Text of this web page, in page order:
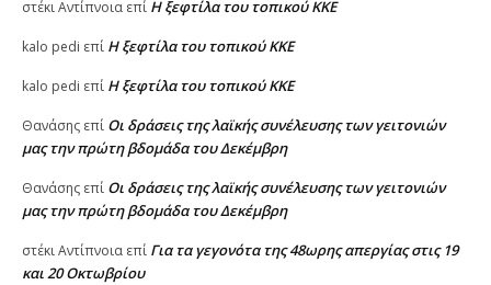
στέκι Αντίπνοια επί Η ξεφτίλα του τοπικού ΚΚΕ
kalo pedi επί Η ξεφτίλα του τοπικού ΚΚΕ
kalo pedi επί Η ξεφτίλα του τοπικού ΚΚΕ
Θανάσης επί Οι δράσεις της λαϊκής συνέλευσης των γειτονιών
μας την πρώτη βδομάδα του Δεκέμβρη
Θανάσης επί Οι δράσεις της λαϊκής συνέλευσης των γειτονιών
μας την πρώτη βδομάδα του Δεκέμβρη
στέκι Αντίπνοια επί Για τα γεγονότα της 48ωρης απεργίας στις 19
και 20 Οκτωβρίου